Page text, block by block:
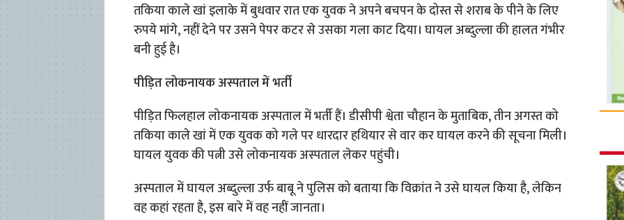
तकिया काले खां इलाके में बुधवार रात एक युवक ने अपने बचपन के दोस्त से शराब के पीने के लिए
रुपये मांगे, नहीं देने पर उसने पेपर कटर से उसका गला काट दिया। घायल अब्दुल्ला की हालत गंभीर
बनी हुई है।
पीड़ित लोकनायक अस्पताल में भर्ती
पीड़ित फिलहाल लोकनायक अस्पताल में भर्ती हैं। डीसीपी श्वेता चौहान के मुताबिक, तीन अगस्त को
तकिया काले खां में एक युवक को गले पर धारदार हथियार से वार कर घायल करने की सूचना मिली।
घायल युवक की पत्नी उसे लोकनायक अस्पताल लेकर पहुंची।
अस्पताल में घायल अब्दुल्ला उर्फ बाबू ने पुलिस को बताया कि विक्रांत ने उसे घायल किया है, लेकिन
वह कहां रहता है, इस बारे में वह नहीं जानता।